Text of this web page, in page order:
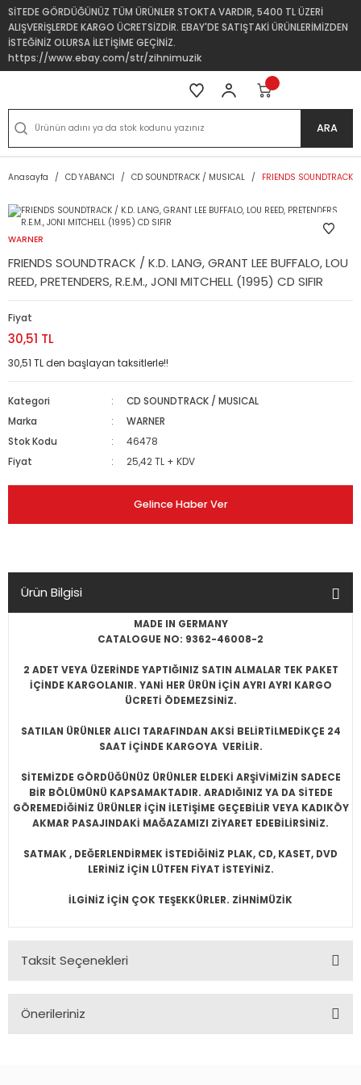
SİTEDE GÖRDÜĞÜNÜZ TÜM ÜRÜNLER STOKTA VARDIR, 5400 TL ÜZERİ
ALIŞVERİŞLERDE KARGO ÜCRETSİZDİR. EBAY'DE SATIŞTAKİ ÜRÜNLERİMİZDEN
İSTEĞİNİZ OLURSA İLETİŞİME GEÇİNİZ.
https://www.ebay.com/str/zihnimuzik
ARA
Anasayfa CD YABANCI CD SOUNDTRACK / MUSICAL FRIENDS SOUNDTRACK /
WARNER
FRIENDS SOUNDTRACK / K.D. LANG, GRANT LEE BUFFALO, LOU
REED, PRETENDERS, R.E.M., JONI MITCHELL (1995) CD SIFIR
Fiyat
30,51 TL
30,51 TL den başlayan taksitlerle!!
Kategori
CD SOUNDTRACK / MUSICAL
Marka
WARNER
Stok Kodu
46478
Fiyat
25,42 TL + KDV
Gelince Haber Ver
Ürün Bilgisi
MADE IN GERMANY
CATALOGUE NO: 9362-46008-2
2 ADET VEYA ÜZERİNDE YAPTIĞINIZ SATIN ALMALAR TEK PAKET
İÇİNDE KARGOLANIR. YANİ HER ÜRÜN İÇİN AYRI AYRI KARGO
ÜCRETİ ÖDEMEZSİNİZ.
SATILAN ÜRÜNLER ALICI TARAFINDAN AKSİ BELİRTİLMEDİKÇE 24
SAAT İÇİNDE KARGOYA VERİLİR.
SİTEMİZDE GÖRDÜĞÜNÜZ ÜRÜNLER ELDEKİ ARŞİVİMİZİN SADECE
BİR BÖLÜMÜNÜ KAPSAMAKTADIR. ARADIĞINIZ YA DA SİTEDE
GÖREMEDİĞİNİZ ÜRÜNLER İÇİN İLETİŞİME GEÇEBİLİR VEYA KADIKÖY
AKMAR PASAJINDAKİ MAĞAZAMIZI ZİYARET EDEBİLİRSİNİZ.
SATMAK , DEĞERLENDİRMEK İSTEDİĞİNİZ PLAK, CD, KASET, DVD
LERİNİZ İÇİN LÜTFEN FİYAT İSTEYİNİZ.
İLGİNİZ İÇİN ÇOK TEŞEKKÜRLER. ZİHNİMÜZİK
Taksit Seçenekleri
Önerileriniz